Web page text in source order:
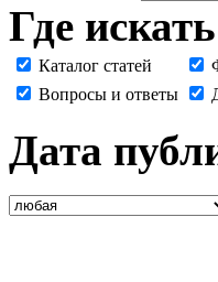
Где
Каталог статей
Вопросы и ответы
Дата